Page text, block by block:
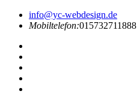
info@yc-webdesign.de
Mobiltelefon:015732711888